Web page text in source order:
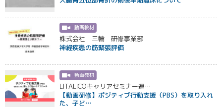
動画教材
株式会社 三輪 研修事業部
神経疾患の筋緊張評価
動画教材
LITALICOキャリアセミナー運…
【動画研修】ポジティブ行動支援（PBS）を取り入れ
た、子ど…